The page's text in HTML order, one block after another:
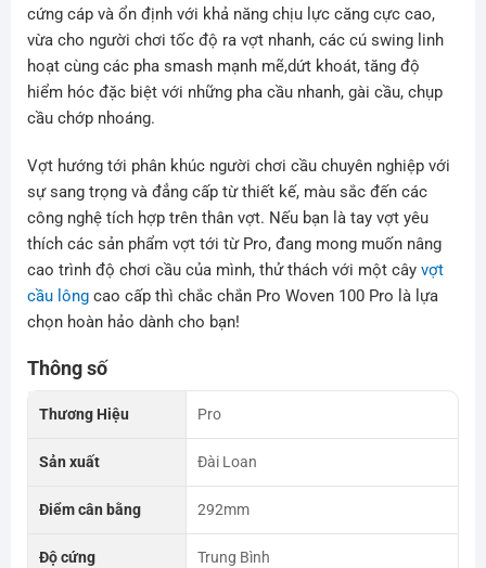
cứng cáp và ổn định với khả năng chịu lực căng cực cao,
vừa cho người chơi tốc độ ra vợt nhanh, các cú swing linh
hoạt cùng các pha smash mạnh mẽ,dứt khoát, tăng độ
hiểm hóc đặc biệt với những pha cầu nhanh, gài cầu, chụp
cầu chớp nhoáng.
Vợt hướng tới phân khúc người chơi cầu chuyên nghiệp với
sự sang trọng và đẳng cấp từ thiết kế, màu sắc đến các
công nghệ tích hợp trên thân vợt. Nếu bạn là tay vợt yêu
thích các sản phẩm vợt tới từ Pro, đang mong muốn nâng
cao trình độ chơi cầu của mình, thử thách với một cây vợt
cầu lôngcao cấp thì chắc chắn Pro Woven 100 Pro là lựa
chọn hoàn hảo dành cho bạn!
Thông số
Thương Hiệu Pro
Sản xuất Đài Loan
Điểm cân bằng 292mm
Độ cứng Trung Bình